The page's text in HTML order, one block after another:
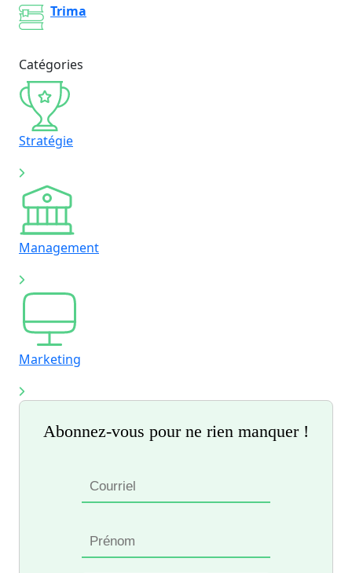
Trima
Catégories
Stratégie
Management
Marketing
Abonnez-vous pour ne rien manquer !